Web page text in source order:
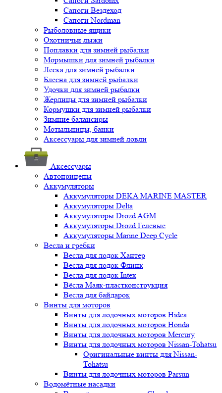
Сапоги Вездеход
Сапоги Nordman
Рыболовные ящики
Охотничьи лыжи
Поплавки для зимней рыбалки
Мормышки для зимней рыбалки
Леска для зимней рыбалки
Блесна для зимней рыбалки
Удочки для зимней рыбалки
Жерлицы для зимней рыбалки
Кормушки для зимней рыбалки
Зимние балансиры
Мотыльницы, банки
Аксессуары для зимней ловли
Аксессуары
Автоприцепы
Аккумуляторы
Аккумуляторы DEKA MARINE MASTER
Аккумуляторы Delta
Аккумуляторы Drozd AGM
Аккумуляторы Drozd Гелевые
Аккумуляторы Marine Deep Cycle
Весла и гребки
Весла для лодок Хантер
Весла для лодок Флинк
Весла для лодок Intex
Вёсла Маяк-пластконструкция
Весла для байдарок
Винты для моторов
Винты для лодочных моторов Hidea
Винты для лодочных моторов Honda
Винты для лодочных моторов Mercury
Винты для лодочных моторов Nissan-Tohatsu
Оригинальные винты для Nissan-
Tohatsu
Винты для лодочных моторов Parsun
Водомётные насадки